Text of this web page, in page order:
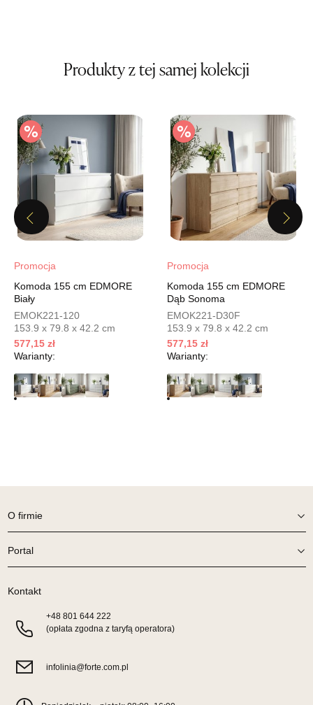
Godziny otwarcia
Pn-Pt: 10:00-18:00, Sb: 10:00-15:00
Najniższa cena sprzedawcy z ostatnich 30 dni 679,00 zł
Wybierz
SALON MEBLOWY MEBLOSTYL
Salon meblowy
UL.PIONIERÓW 44
Nr tel.
Godziny otwarcia
Pn-Pt: 09:00-17:00, Sb: 09:00-14:00
679,00 zł 577,15 zł
Najniższa cena sprzedawcy z ostatnich 30 dni
Wybierz
Godziny otwarcia
Pn-Pt: 10:00-18:00, Sb: 10:00-14:00
Salon meblowy
Produkty z tej samej kolekcji
Previous
Promocja
Komoda 155 cm EDMORE
Biały
EMOK221-120
153.9 x 79.8 x 42.2 cm
577,15 zł
Warianty:
Promocja
Komoda 155 cm EDMORE
Dąb Sonoma
EMOK221-D30F
153.9 x 79.8 x 42.2 cm
577,15 zł
Warianty:
Next
O firmie
Portal
Kontakt
+48 801 644 222
(opłata zgodna z taryfą operatora)
infolinia@forte.com.pl